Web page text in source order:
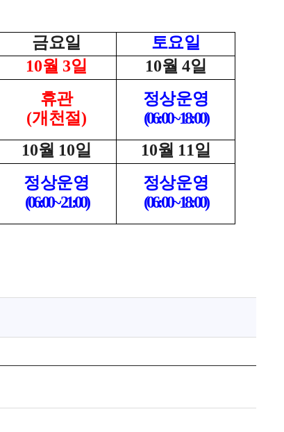
금요일
토요일
10월 3일 10월 4일
휴관
(개천절)
정상운영
(06:00~ 18:00)
10월 10일 10월 11일
정상운영
(06:00~ 21:00)
정상운영
(06:00~ 18:00)